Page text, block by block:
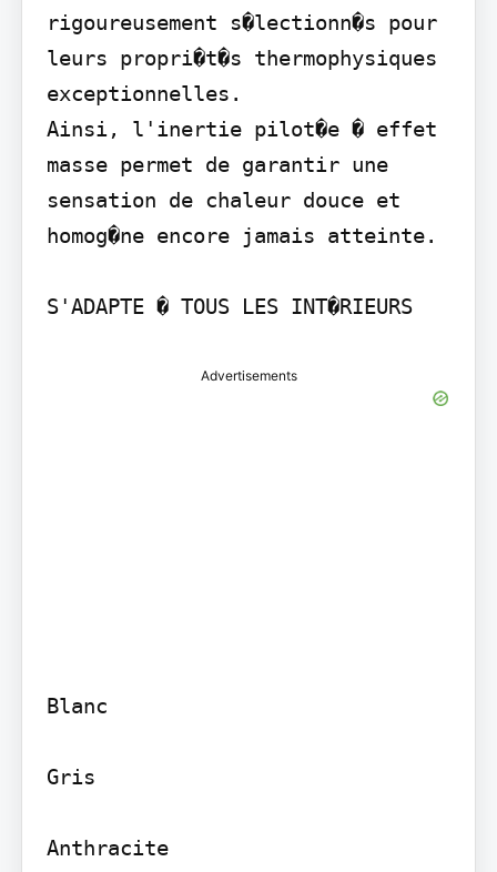
rigoureusement s�lectionn�s pour
leurs propri�t�s thermophysiques
exceptionnelles.
Ainsi, l'inertie pilot�e � effet
masse permet de garantir une
sensation de chaleur douce et
homog�ne encore jamais atteinte.
S'ADAPTE � TOUS LES INT�RIEURS
Advertisements
Blanc
Gris
Anthracite